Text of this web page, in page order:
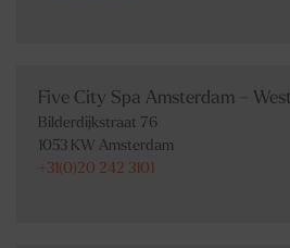
Five City Spa Amsterdam – West
Bilderdijkstraat 76
1053 KW Amsterdam
+31(0)20 242 3101